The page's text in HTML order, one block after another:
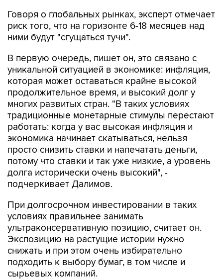
Говоря о глобальных рынках, эксперт отмечает
риск того, что на горизонте 6-18 месяцев над
ними будут "сгущаться тучи".
В первую очередь, пишет он, это связано с
уникальной ситуацией в экономике: инфляция,
которая может оставаться крайне высокой
продолжительное время, и высокий долг у
многих развитых стран. "В таких условиях
традиционные монетарные стимулы перестают
работать: когда у вас высокая инфляция и
экономика начинает скатываться, нельзя
просто снизить ставки и напечатать деньги,
потому что ставки и так уже низкие, а уровень
долга исторически очень высокий", -
подчеркивает Далимов.
При долгосрочном инвестировании в таких
условиях правильнее занимать
ультраконсервативную позицию, считает он.
Экспозицию на растущие истории нужно
снижать и при этом очень избирательно
подходить к выбору бумаг, в том числе и
сырьевых компаний.